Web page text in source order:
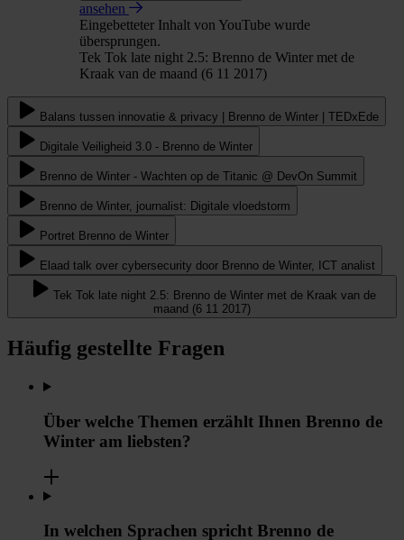
ansehen
Eingebetteter Inhalt von YouTube wurde
übersprungen.
Tek Tok late night 2.5: Brenno de Winter met de
Kraak van de maand (6 11 2017)
Balans tussen innovatie & privacy | Brenno de Winter | TEDxEde
Digitale Veiligheid 3.0 - Brenno de Winter
Brenno de Winter - Wachten op de Titanic @ DevOn Summit
Brenno de Winter, journalist: Digitale vloedstorm
Portret Brenno de Winter
Elaad talk over cybersecurity door Brenno de Winter, ICT analist
Tek Tok late night 2.5: Brenno de Winter met de Kraak van de
maand (6 11 2017)
Häufig gestellte Fragen
Über welche Themen erzählt Ihnen Brenno de
Winter am liebsten?
In welchen Sprachen spricht Brenno de